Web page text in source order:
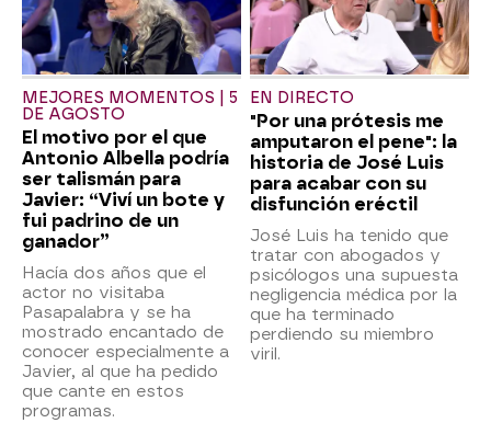
MEJORES MOMENTOS | 5
DE AGOSTO
El motivo por el que
Antonio Albella podría
ser talismán para
Javier: “Viví un bote y
fui padrino de un
ganador”
Hacía dos años que el
actor no visitaba
Pasapalabra y se ha
mostrado encantado de
conocer especialmente a
Javier, al que ha pedido
que cante en estos
programas.
EN DIRECTO
"Por una prótesis me
amputaron el pene": la
historia de José Luis
para acabar con su
disfunción eréctil
José Luis ha tenido que
tratar con abogados y
psicólogos una supuesta
negligencia médica por la
que ha terminado
perdiendo su miembro
viril.